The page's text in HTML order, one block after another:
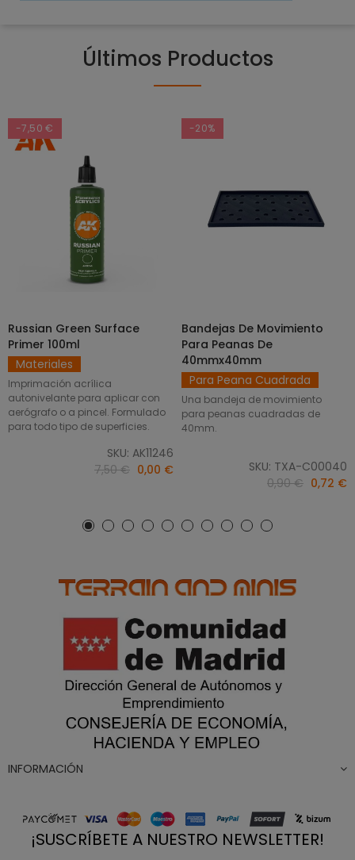
Últimos Productos
-7,50 €
AÑADIR AL CARRITO
Russian Green Surface
Primer 100ml
Materiales
Imprimación acrílica
autonivelante para aplicar con
aerógrafo o a pincel. Formulado
para todo tipo de superficies.
SKU: AK11246
7,50 € 0,00 €
-20%
SELECCIONAR OPCIONES
Bandejas De Movimiento
Para Peanas De
40mmx40mm
Para Peana Cuadrada
Una bandeja de movimiento
para peanas cuadradas de
40mm.
SKU: TXA-C00040
0,90 € 0,72 €
INFORMACIÓN
¡SUSCRÍBETE A NUESTRO NEWSLETTER!